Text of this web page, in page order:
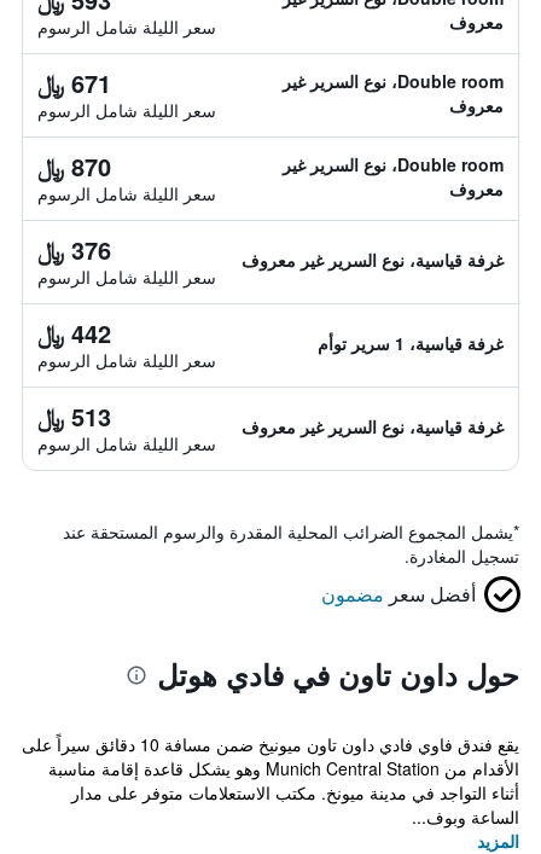
معروف
سعر الليلة شامل الرسوم
Double room، نوع السرير غير
معروف
671 ﷼
سعر الليلة شامل الرسوم
Double room، نوع السرير غير
معروف
870 ﷼
سعر الليلة شامل الرسوم
غرفة قياسية، نوع السرير غير معروف 376 ﷼
سعر الليلة شامل الرسوم
غرفة قياسية، 1 سرير توأم 442 ﷼
سعر الليلة شامل الرسوم
غرفة قياسية، نوع السرير غير معروف 513 ﷼
سعر الليلة شامل الرسوم
*يشمل المجموع الضرائب المحلية المقدرة والرسوم المستحقة عند
تسجيل المغادرة.
أفضل سعر مضمون
حول داون تاون في فادي هوتل
يقع فندق فاوي فادي داون تاون ميونيخ ضمن مسافة 10 دقائق سيراً على
الأقدام من Munich Central Station وهو يشكل قاعدة إقامة مناسبة
أثناء التواجد في مدينة ميونخ. مكتب الاستعلامات متوفر على مدار
الساعة وبوف...
المزيد